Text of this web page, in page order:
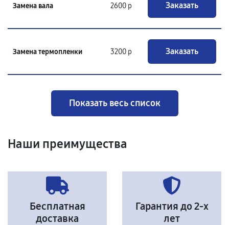
Замена вала 2600 р Заказать
Замена термопленки 3200 р Заказать
Показать весь список
Наши преимущества
Бесплатная
доставка
Гарантия до 2-х
лет